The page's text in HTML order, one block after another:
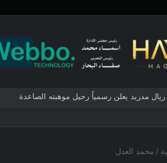
ريال مدريد يعلن رسمياً رحيل موهبته الصاعدة
/ محمد العدل